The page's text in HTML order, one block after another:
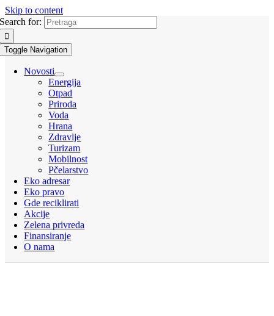
Skip to content
Search for:
Toggle Navigation
Novosti
Energija
Otpad
Priroda
Voda
Hrana
Zdravlje
Turizam
Mobilnost
Pčelarstvo
Eko adresar
Eko pravo
Gde reciklirati
Akcije
Zelena privreda
Finansiranje
O nama